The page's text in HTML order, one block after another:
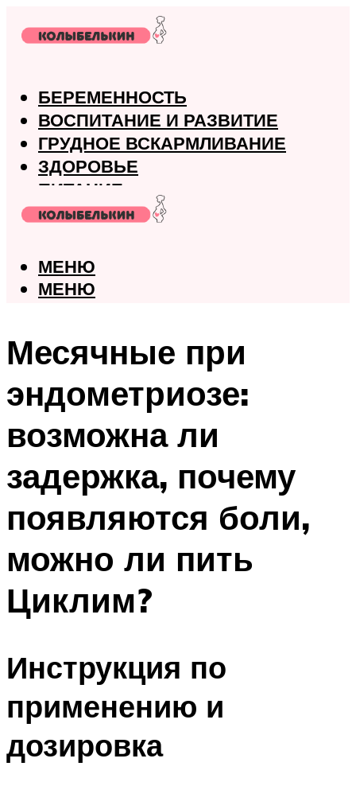
БЕРЕМЕННОСТЬ
ВОСПИТАНИЕ И РАЗВИТИЕ
ГРУДНОЕ ВСКАРМЛИВАНИЕ
ЗДОРОВЬЕ
ПИТАНИЕ
РОДЫ
МЕНЮ
МЕНЮ
Месячные при
эндометриозе:
возможна ли
задержка, почему
появляются боли,
можно ли пить
Циклим?
Инструкция по
применению и
дозировка